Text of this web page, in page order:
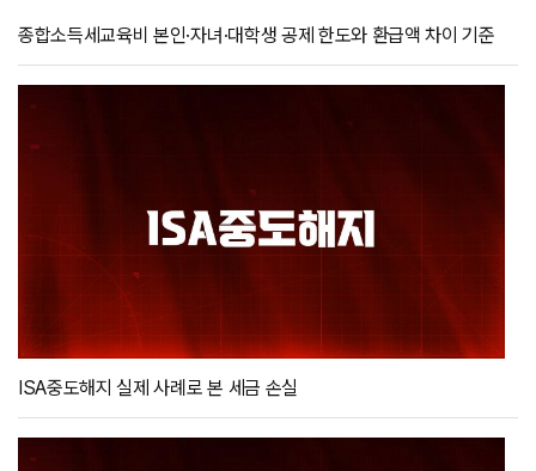
종합소득세교육비 본인·자녀·대학생 공제 한도와 환급액 차이 기준
ISA중도해지 실제 사례로 본 세금 손실